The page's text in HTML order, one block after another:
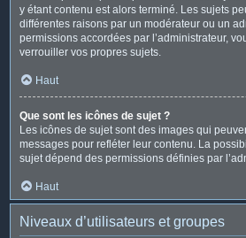
y étant contenu est alors terminé. Les sujets
différentes raisons par un modérateur ou un
permissions accordées par l’administrateur,
verrouiller vos propres sujets.
Haut
Que sont les icônes de sujet ?
Les icônes de sujet sont des images qui
messages pour refléter leur contenu. La
sujet dépend des permissions définies par
Haut
Niveaux d’utilisateurs et groupes